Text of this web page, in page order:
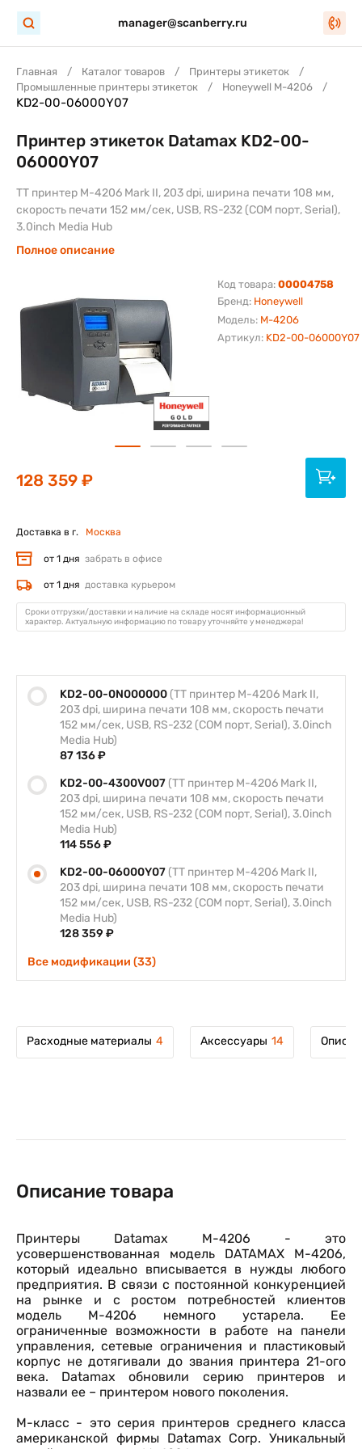
manager@scanberry.ru
Главная Каталог товаров
Принтеры этикеток
Промышленные принтеры этикеток
Honeywell M-4206
KD2-00-06000Y07
Бренд: Honeywell
Модель: M-4206
Код товара: 00004758
Артикул: KD2-00-06000Y07
Принтер этикеток Datamax KD2-00-
06000Y07
TT принтер M-4206 Mark II, 203 dpi, ширина печати 108 мм,
скорость печати 152 мм/сек, USB, RS-232 (COM порт, Serial),
3.0inch Media Hub
Полное описание
KD2-00-0N000000 (TT принтер M-4206 Mark II,
203 dpi, ширина печати 108 мм, скорость печати
152 мм/сек, USB, RS-232 (COM порт, Serial), 3.0inch
Media Hub)
87 136 ₽
KD2-00-4300V007 (TT принтер M-4206 Mark II,
203 dpi, ширина печати 108 мм, скорость печати
152 мм/сек, USB, RS-232 (COM порт, Serial), 3.0inch
Media Hub)
114 556 ₽
KD2-00-06000Y07 (TT принтер M-4206 Mark II,
203 dpi, ширина печати 108 мм, скорость печати
152 мм/сек, USB, RS-232 (COM порт, Serial), 3.0inch
Media Hub)
128 359 ₽
Все модификации (33)
128 359 ₽
Доставка в г. Москва
от 1 дня забрать в офисе
от 1 дня доставка курьером
Сроки отгрузки/доставки и наличие на складе носят информационный
характер. Актуальную информацию по товару уточняйте у менеджера!
Расходные материалы 4 Аксессуары 14
Описание товара
Принтеры Datamax M-4206 - это
усовершенствованная модель DATAMAX М-4206,
который идеально вписывается в нужды любого
предприятия. В связи с постоянной конкуренцией
на рынке и с ростом потребностей клиентов
модель М-4206 немного устарела. Ее
ограниченные возможности в работе на панели
управления, сетевые ограничения и пластиковый
корпус не дотягивали до звания принтера 21-ого
века. Datamax обновили серию принтеров и
назвали ее – принтером нового поколения.
М-класс - это серия принтеров среднего класса
американской фирмы Datamax Corp. Уникальный